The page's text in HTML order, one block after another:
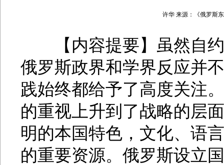
许华 来源：《俄罗斯
【内容提要】虽然自约
俄罗斯政界和学界反应并
践始终都给予了高度关注
的重视上升到了战略的层
明的本国特色，文化、语
的重要资源。俄罗斯设立